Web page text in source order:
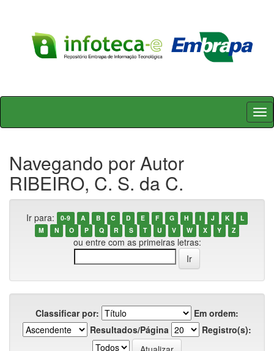
Skip
Navegando por Autor
RIBEIRO, C. S. da C.
Ir para: 0-9 A B C D E F G H I J K
L
M
N O P Q R S T U V W X Y Z
ou entre com as primeiras letras:
Classificar por:
Em ordem:
Resultados/Página
Registro(s):